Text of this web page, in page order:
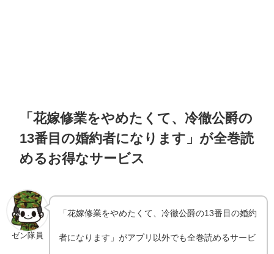
「花嫁修業をやめたくて、冷徹公爵の
13番目の婚約者になります」が全巻読
めるお得なサービス
ゼン隊員
「花嫁修業をやめたくて、冷徹公爵の13番目の婚約
者になります」がアプリ以外でも全巻読めるサービ